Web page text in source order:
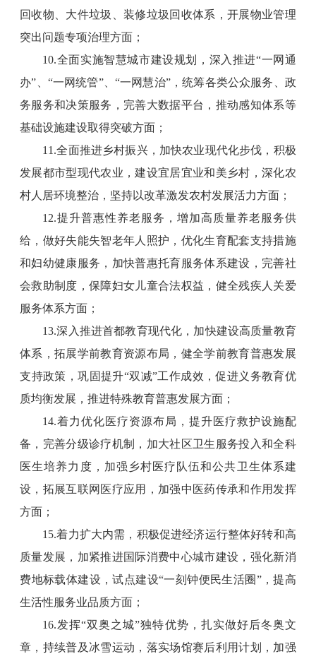
回收物、大件垃圾、装修垃圾回收体系，开展物业管理
突出问题专项治理方面；
10.全面实施智慧城市建设规划，深入推进“一网通
办”、“一网统管”、“一网慧治”，统筹各类公众服务、政
务服务和决策服务，完善大数据平台，推动感知体系等
基础设施建设取得突破方面；
11.全面推进乡村振兴，加快农业现代化步伐，积极
发展都市型现代农业，建设宜居宜业和美乡村，深化农
村人居环境整治，坚持以改革激发农村发展活力方面；
12.提升普惠性养老服务，增加高质量养老服务供
给，做好失能失智老年人照护，优化生育配套支持措施
和妇幼健康服务，加快普惠托育服务体系建设，完善社
会救助制度，保障妇女儿童合法权益，健全残疾人关爱
服务体系方面；
13.深入推进首都教育现代化，加快建设高质量教育
体系，拓展学前教育资源布局，健全学前教育普惠发展
支持政策，巩固提升“双减”工作成效，促进义务教育优
质均衡发展，推进特殊教育普惠发展方面；
14.着力优化医疗资源布局，提升医疗救护设施配
备，完善分级诊疗机制，加大社区卫生服务投入和全科
医生培养力度，加强乡村医疗队伍和公共卫生体系建
设，拓展互联网医疗应用，加强中医药传承和作用发挥
方面；
15.着力扩大内需，积极促进经济运行整体好转和高
质量发展，加紧推进国际消费中心城市建设，强化新消
费地标载体建设，试点建设“一刻钟便民生活圈”，提高
生活性服务业品质方面；
16.发挥“双奥之城”独特优势，扎实做好后冬奥文
章，持续普及冰雪运动，落实场馆赛后利用计划，加强